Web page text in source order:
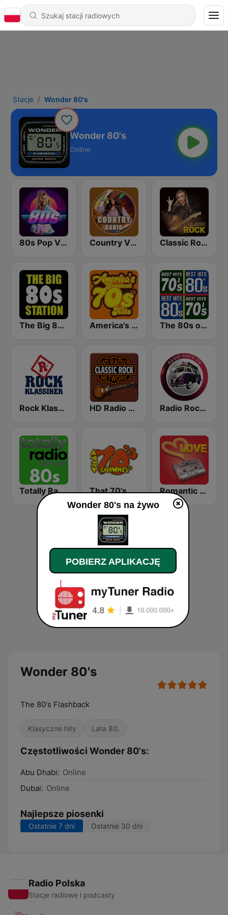
Stacje Wonder 80's
Wonder 80's
Online
80s Pop Vibes Country Vibes Classic Rock Station
The Big 80s Station America's Greatest 70s Hits The 80s on the 80s
Rock Klassiker HD Radio - Classic Rock Radio Rock On
Totally Radio 80s That 70's Channel Romantic Vibes
Wonder 80's
The 80's Flashback
Klasyczne hity Lata 80.
Częstotliwości Wonder 80's:
Abu Dhabi: Online
Dubai: Online
Najlepsze piosenki
Ostatnie 7 dni Ostatnie 30 dni
Radio Polska
Stacje radiowe i podcasty
Wonder 80's na żywo
POBIERZ APLIKACJĘ